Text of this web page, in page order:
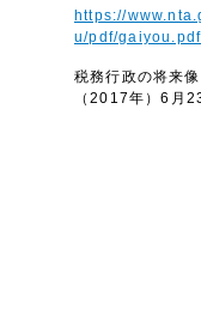
https://
u/pdf/gaiyou.pdf
税務行政の将来
（2017年）6月